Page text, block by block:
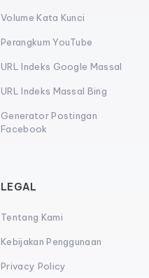
Volume Kata Kunci
Perangkum YouTube
URL Indeks Google Massal
URL Indeks Massal Bing
Generator Postingan
Facebook
LEGAL
Tentang Kami
Kebijakan Penggunaan
Privacy Policy